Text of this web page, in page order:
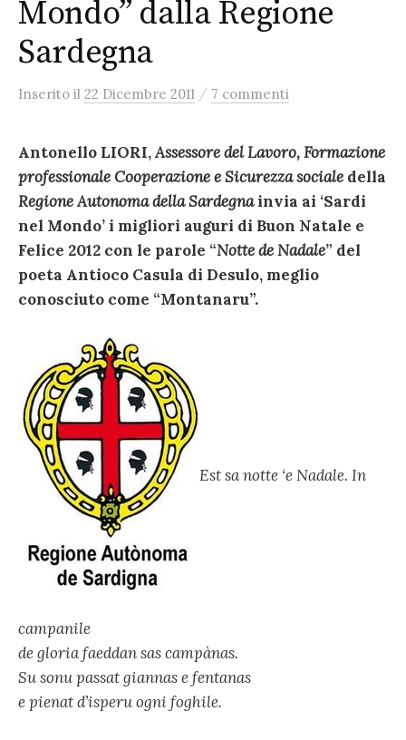
Mondo” dalla Regione
Sardegna
Inserito il 22 Dicembre 2011 / 7 commenti
Antonello LIORI,Assessore del Lavoro, Formazione
professionale Cooperazione e Sicurezza sociale della
Regione Autonoma della Sardegnainvia ai ‘Sardi
nel Mondo’ i migliori auguri di Buon Natale e
Felice 2012 con le parole “Notte de Nadale” del
poeta Antioco Casula di Desulo, meglio
conosciuto come “Montanaru”.
Est sa notte ‘e Nadale. In
campanile
de gloria faeddan sas campànas.
Su sonu passat giannas e fentanas
e pienat d’isperu ogni foghile.